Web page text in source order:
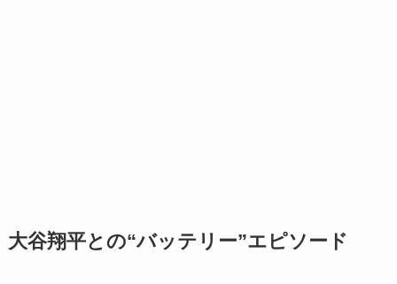
大谷翔平との“バッテリー”エピソード